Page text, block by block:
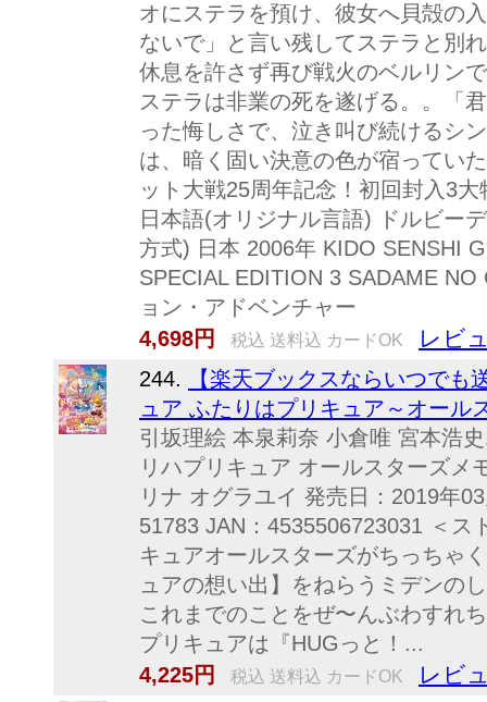
オにステラを預け、彼女へ貝殻の
ないで」と言い残してステラと別
休息を許さず再び戦火のベルリン
ステラは非業の死を遂げる。。「
った悔しさで、泣き叫び続けるシ
は、暗く固い決意の色が宿ってい
ット大戦25周年記念！初回封入3
日本語(オリジナル言語) ドルビー
方式) 日本 2006年 KIDO SENSHI
SPECIAL EDITION 3 SADAME
ョン・アドベンチャー
4,698円
税込 送料込 カードOK レビ
244.
【楽天ブックスならいつで
ュア ふたりはプリキュア～オー
引坂理絵 本泉莉奈 小倉唯 宮本浩
リハプリキュア オールスターズメ
リナ オグラユイ 発売日：2019年
51783 JAN：4535506723031 ＜ス
キュアオールスターズがちっちゃ
ュアの想い出】をねらうミデンの
これまでのことをぜ〜んぶわす
プリキュアは『HUGっと！...
4,225円
税込 送料込 カードOK レビ